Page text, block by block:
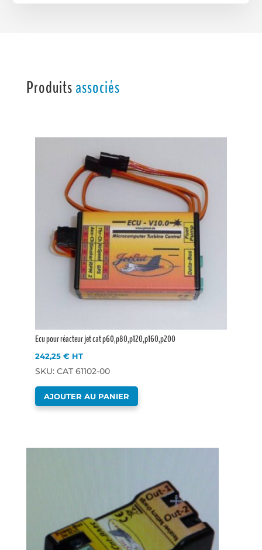
Produitsassociés
Ecu pour réacteur jet cat p60,p80,p120,p160,p200
242,25 € HT
SKU: CAT 61102-00
AJOUTER AU PANIER